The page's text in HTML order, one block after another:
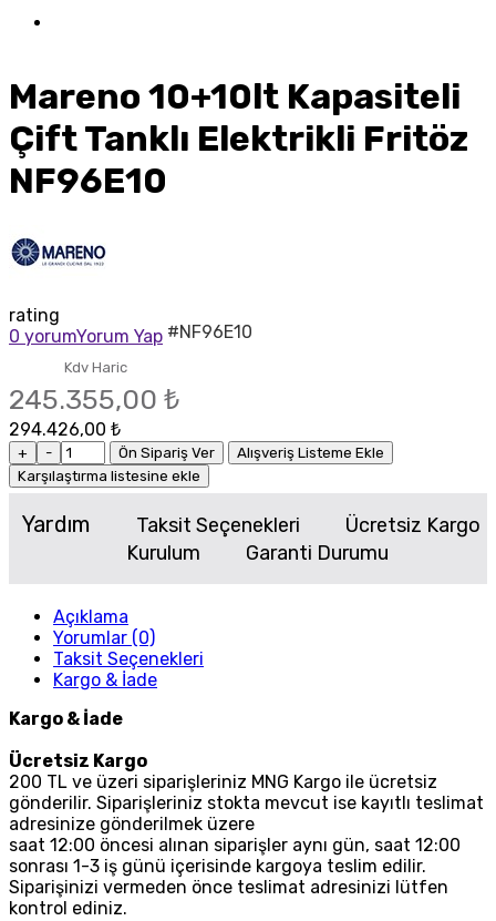
Mareno 10+10lt Kapasiteli
Çift Tanklı Elektrikli Fritöz
NF96E10
rating
0 yorumYorum Yap #NF96E10
Kdv Haric
245.355,00 ₺
294.426,00 ₺
+ - Ön Sipariş Ver
Alışveriş Listeme Ekle
Karşılaştırma listesine ekle
Yardım Taksit Seçenekleri
Ücretsiz Kargo
Kurulum
Garanti Durumu
Açıklama
Yorumlar (0)
Taksit Seçenekleri
Kargo & İade
Kargo & İade
Ücretsiz Kargo
200 TL ve üzeri siparişleriniz MNG Kargo ile ücretsiz
gönderilir. Siparişleriniz stokta mevcut ise kayıtlı teslimat
adresinize gönderilmek üzere
saat 12:00 öncesi alınan siparişler aynı gün, saat 12:00
sonrası 1-3 iş günü içerisinde kargoya teslim edilir.
Siparişinizi vermeden önce teslimat adresinizi lütfen
kontrol ediniz.